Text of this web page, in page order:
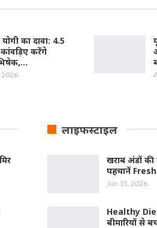
का दावा: 4.5
करेंगे
2026
लाइफस्टाइल
खराब अंडों
पहचानें
Jun 15, 2026
Healthy
बीमारियों से